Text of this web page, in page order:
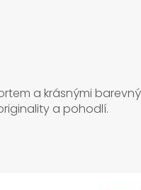
a krásnými
a pohodlí.